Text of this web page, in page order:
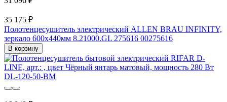
35 175 ₽
Полотенцесушитель электрический ALLEN BRAU INFINITY,
зеркало 600x440мм 8.21000.GL 275616 00275616
В корзину